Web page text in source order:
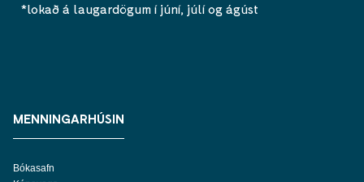
*lokað á laugardögum í júní, júlí og ágúst
MENNINGARHÚSIN
Bókasafn